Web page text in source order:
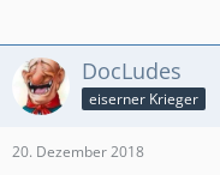
DocLudes
eiserner Krieger
20. Dezember 2018